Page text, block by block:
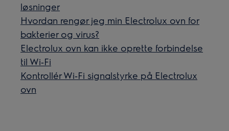
løsninger
Hvordan rengør jeg min Electrolux ovn for
bakterier og virus?
Electrolux ovn kan ikke oprette forbindelse
til Wi‑Fi
Kontrollér Wi‑Fi signalstyrke på Electrolux
ovn